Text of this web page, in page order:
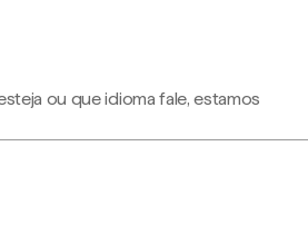
ou que idioma fale, estamos